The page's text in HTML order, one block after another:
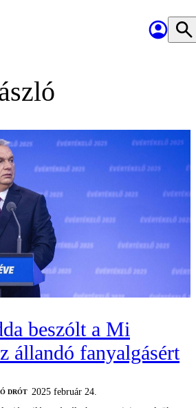
beszólt a Mi
állandó fanyalgásért
DRÓT 2025 február 24.